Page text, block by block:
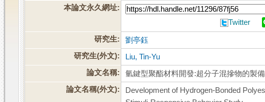
本論文永久網址:
Twitter
研究生:
劉亭鈺
研究生(外文):
Liu, Tin-Yu
論文名稱:
氫鍵型聚酯材料開發:超分子混摻物的製
論文名稱(外文):
Development of Hydrogen-Bonded